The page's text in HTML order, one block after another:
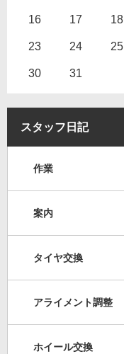
16 17 18
23 24 25
30 31
スタッフ日記
作業
案内
タイヤ交換
アライメント調整
ホイール交換